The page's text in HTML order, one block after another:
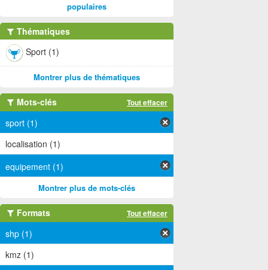
populaires
Thématiques
Sport (1)
Montrer plus de thématiques
Mots-clés Tout effacer
sport (1)
localisation (1)
equipement (1)
Montrer plus de mots-clés
Formats Tout effacer
shp (1)
kmz (1)